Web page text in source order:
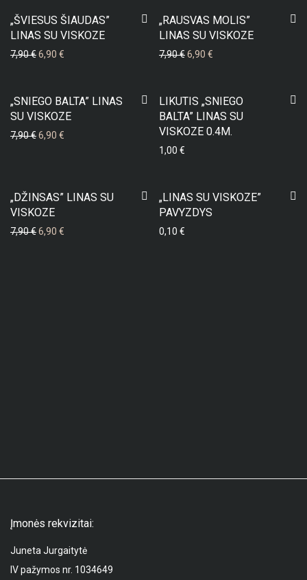
„ŠVIESUS ŠIAUDAS”
LINAS SU VISKOZE
7,90€6,90 €
„RAUSVAS MOLIS”
LINAS SU VISKOZE
7,90€6,90 €
-13
„SNIEGO BALTA” LINAS
SU VISKOZE
7,90€6,90 €
LIKUTIS „SNIEGO
BALTA” LINAS SU
VISKOZE 0.4M.
1,00 €
„DŽINSAS” LINAS SU
VISKOZE
7,90€6,90 €
„LINAS SU VISKOZE”
PAVYZDYS
0,10 €
Įmonės rekvizitai:
Juneta Jurgaitytė
IV pažymos nr. 1034649